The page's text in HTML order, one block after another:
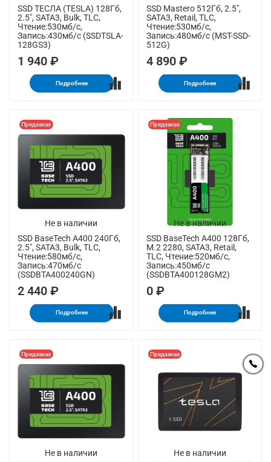
SSD ТЕСЛА (TESLA) 128Гб,
2.5", SATA3, Bulk, TLC,
Чтение:530мб/с,
Запись:430мб/с (SSDTSLA-
128GS3)
1 940 ₽
Подробнее
SSD Mastero 512Гб, 2.5",
SATA3, Retail, TLC,
Чтение:530мб/с,
Запись:480мб/с (MST-SSD-
512G)
4 890 ₽
Подробнее
Не в наличии
Предзаказ
SSD BaseTech A400 240Гб,
2.5", SATA3, Bulk, TLC,
Чтение:580мб/с,
Запись:470мб/с
(SSDBTA400240GN)
2 440 ₽
Подробнее
Не в наличии
Предзаказ
SSD BaseTech A400 128Гб,
M.2 2280, SATA3, Retail,
TLC, Чтение:520мб/с,
Запись:450мб/с
(SSDBTA400128GM2)
0 ₽
Подробнее
Не в наличии
Предзаказ
Не в наличии
Предзаказ